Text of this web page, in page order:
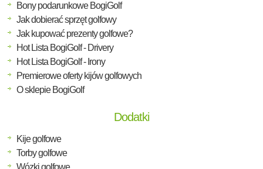
Bony podarunkowe BogiGolf
Jak dobierać sprzęt golfowy
Jak kupować prezenty golfowe?
Hot Lista BogiGolf - Drivery
Hot Lista BogiGolf - Irony
Premierowe oferty kijów golfowych
O sklepie BogiGolf
Dodatki
Kije golfowe
Torby golfowe
Wózki golfowe